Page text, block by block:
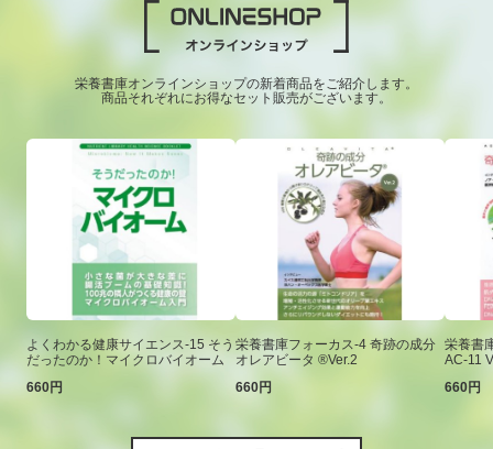
栄養書庫オンラインショップの新着商品をご紹介します。
商品それぞれにお得なセット販売がございます。
よくわかる健康サイエンス-15 そう
だったのか！マイクロバイオーム
660円
栄養書庫フォーカス-4 奇跡の成分
オレアビータ ®Ver.2
660円
栄養書
AC-11
660円